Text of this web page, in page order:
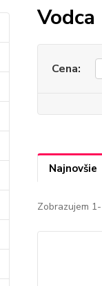
Vodca
Cena:
Najnovšie
Zobrazujem